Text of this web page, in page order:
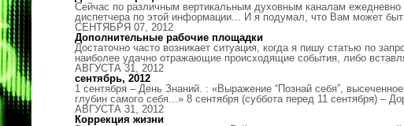
Сейчас по различным вертикальным духовным каналам
диспетчера по этой информации... И я подумал, что Вам может
СЕНТЯБРЯ 07, 2012
Дополнительные рабочие площадки
Достаточно часто возникает ситуация, когда я пишу статью по
наиболее удачно отражающие происходящие события, либо
АВГУСТА 31, 2012
сентябрь, 2012
1 сентября – День Знаний. : «Выражение “Познай себя”,
глубин самого себя...» 8 сентября (суббота перед 11 сентября) –
АВГУСТА 31, 2012
Коррекция жизни